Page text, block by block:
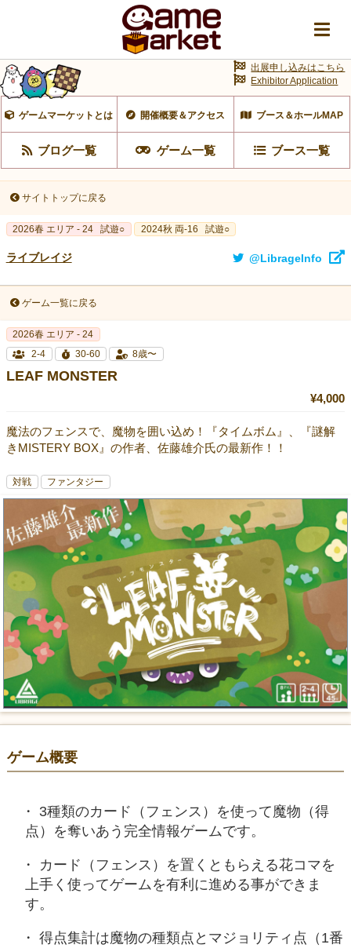
ゲームマーケットとは 開催概要＆アクセス ブース＆ホールMAP
ブログ一覧 ゲーム一覧 ブース一覧
出展申し込みはこちら
Exhibitor Application
サイトトップに戻る
2026春 エリア - 24 試遊○ 2024秋 両-16 試遊○
ライブレイジ @LibrageInfo
ゲーム一覧に戻る
2026春 エリア - 24
2-4
30-60 8歳〜
LEAF MONSTER
¥4,000
魔法のフェンスで、魔物を囲い込め！『タイムボム』、『謎解
きMISTERY BOX』の作者、佐藤雄介氏の最新作！！
対戦 ファンタジー
ゲーム概要
3種類のカード（フェンス）を使って魔物（得
点）を奪いあう完全情報ゲームです。
カード（フェンス）を置くともらえる花コマを
上手く使ってゲームを有利に進める事ができま
す。
得点集計は魔物の種類点とマジョリティ点（1番